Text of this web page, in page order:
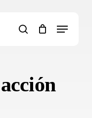
search
Menu